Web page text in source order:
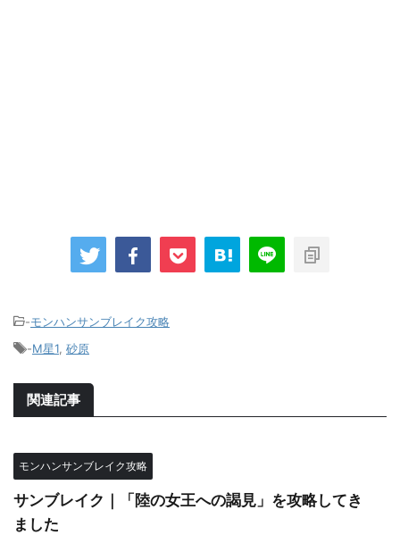
-モンハンサンブレイク攻略
-M星1 砂原
関連記事
モンハンサンブレイク攻略
サンブレイク｜「陸の女王への謁見」を攻略してき
ました